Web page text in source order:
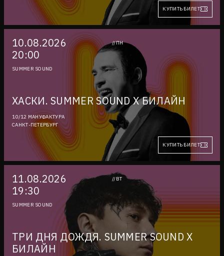
КУПИТЬ БИЛЕТ
10.08.2026
20:00
//ПН
SUMMER SOUND
ХАСКИ. SUMMER SOUND Х БИЛАЙН
10/12 МАНУФАКТУРА
САНКТ-ПЕТЕРБУРГ
КУПИТЬ БИЛЕТ
11.08.2026
19:30
//ВТ
SUMMER SOUND
ТРИ ДНЯ ДОЖДЯ. SUMMER SOUND X
БИЛАЙН